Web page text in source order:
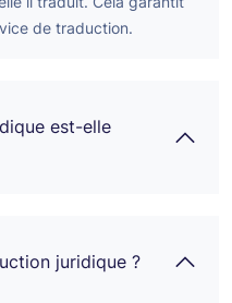
de traduction.
est-elle
juridique ?